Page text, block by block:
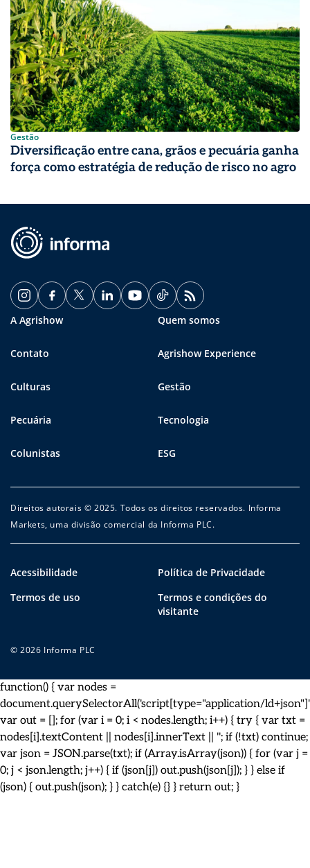
Gestão
Diversificação entre cana, grãos e pecuária ganha
força como estratégia de redução de risco no agro
A Agrishow Quem somos
Contato Agrishow Experience
Culturas Gestão
Pecuária Tecnologia
Colunistas ESG
Direitos autorais © 2025. Todos os direitos reservados. Informa
Markets, uma divisão comercial da Informa PLC.
Acessibilidade
Política de Privacidade
Termos de uso
Termos e condições do
visitante
© 2026 Informa PLC
function() { var nodes =
document.querySelectorAll('script[type="application/
var out = []; for (var i = 0; i < nodes.length; i++) { try { var txt =
nodes[i].textContent || nodes[i].innerText || ''; if (!txt) continue;
var json = JSON.parse(txt); if (Array.isArray(json)) { for (var j =
0; j < json.length; j++) { if (json[j]) out.push(json[j]); } } else if
(json) { out.push(json); } } catch(e) {} } return out; }